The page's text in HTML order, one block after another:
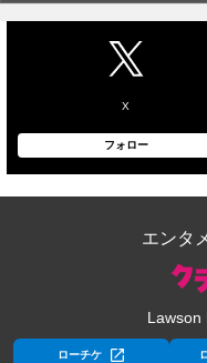
X
フォロー
エンタ
Lawson
ローチケ